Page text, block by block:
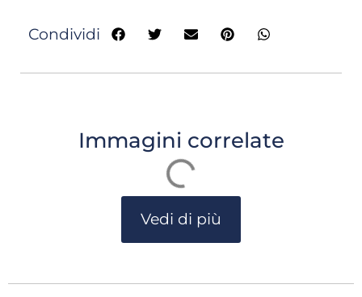
Condividi
Immagini correlate
Vedi di più